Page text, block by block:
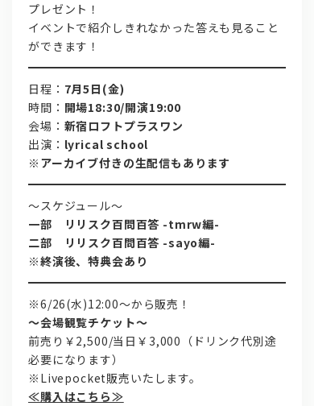
プレゼント！
イベントで紹介しきれなかった答えも見ること
ができます！
日程： 7月5日(金)
時間： 開場18:30/開演19:00
会場： 新宿ロフトプラスワン
出演： lyrical school
※アーカイブ付きの生配信もあります
～スケジュール～
一部 リリスク百問百答 -tmrw編-
二部 リリスク百問百答 -sayo編-
※終演後、特典会あり
※6/26(水)12:00～から販売！
～会場観覧チケット～
前売り￥2,500/当日￥3,000（ドリンク代別途
必要になります）
※Livepocket販売いたします。
≪購入はこちら≫